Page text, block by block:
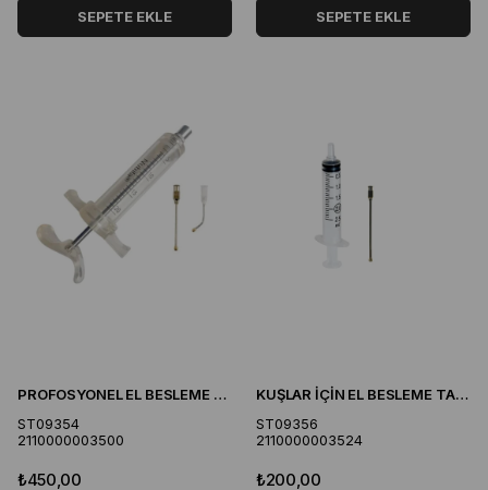
SEPETE EKLE SEPETE EKLE
PROFOSYONEL EL BESLEME ŞIRINGASI 20 CC
ST09354
2110000003500
₺450,00
KUŞLAR İÇİN EL BESLEME TAKIMI
ST09356
2110000003524
₺200,00